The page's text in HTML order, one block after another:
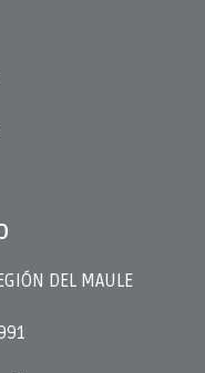
DEL MAULE